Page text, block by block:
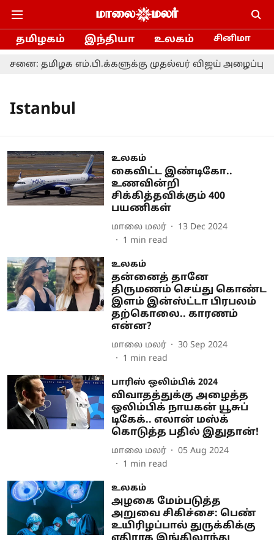
தமிழகம் இந்தியா உலகம் சினிமா
தமிழக எம்.பி.க்களுக்கு முதல்வர் விஜய் அழைப்பு
Istanbul
உலகம்
கைவிட்ட இண்டிகோ..
உணவின்றி
சிக்கித்தவிக்கும் 400
பயணிகள்
மாலை மலர்
13 Dec 2024
1 min read
உலகம்
தன்னைத் தானே
திருமணம் செய்து கொண்ட
இளம் இன்ஸ்ட்டா பிரபலம்
தற்கொலை.. காரணம்
என்ன?
மாலை மலர்
30 Sep 2024
1 min read
பாரிஸ் ஒலிம்பிக் 2024
விவாதத்துக்கு அழைத்த
ஒலிம்பிக் நாயகன் யூசுப்
டிகேக்.. எலான் மஸ்க்
கொடுத்த பதில் இதுதான்!
மாலை மலர்
05 Aug 2024
1 min read
உலகம்
அழகை மேம்படுத்த
அறுவை சிகிச்சை: பெண்
உயிரிழப்பால் துருக்கிக்கு